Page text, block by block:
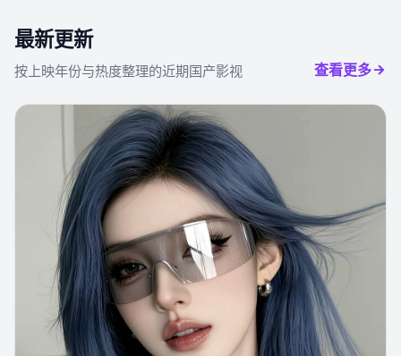
最新更新
按上映年份与热度整理的近期国产影视 查看更多